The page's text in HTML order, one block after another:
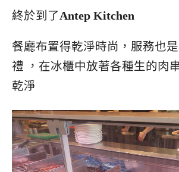
終於到了Antep Kitchen
餐廳布置得乾淨時尚，服務也
禮 ，在冰櫃中放著各種生的肉
乾淨